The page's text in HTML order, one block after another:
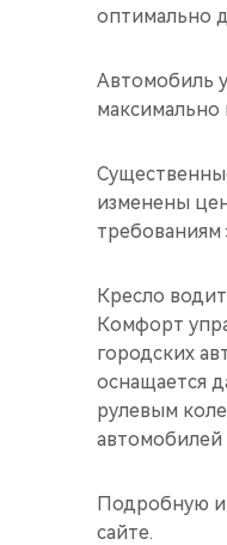
оптимально
Автомобиль
изменены
требованиям
Кресло
Комфорт
городских
оснащается
рулевым
автомобилей
Подробную
сайте.